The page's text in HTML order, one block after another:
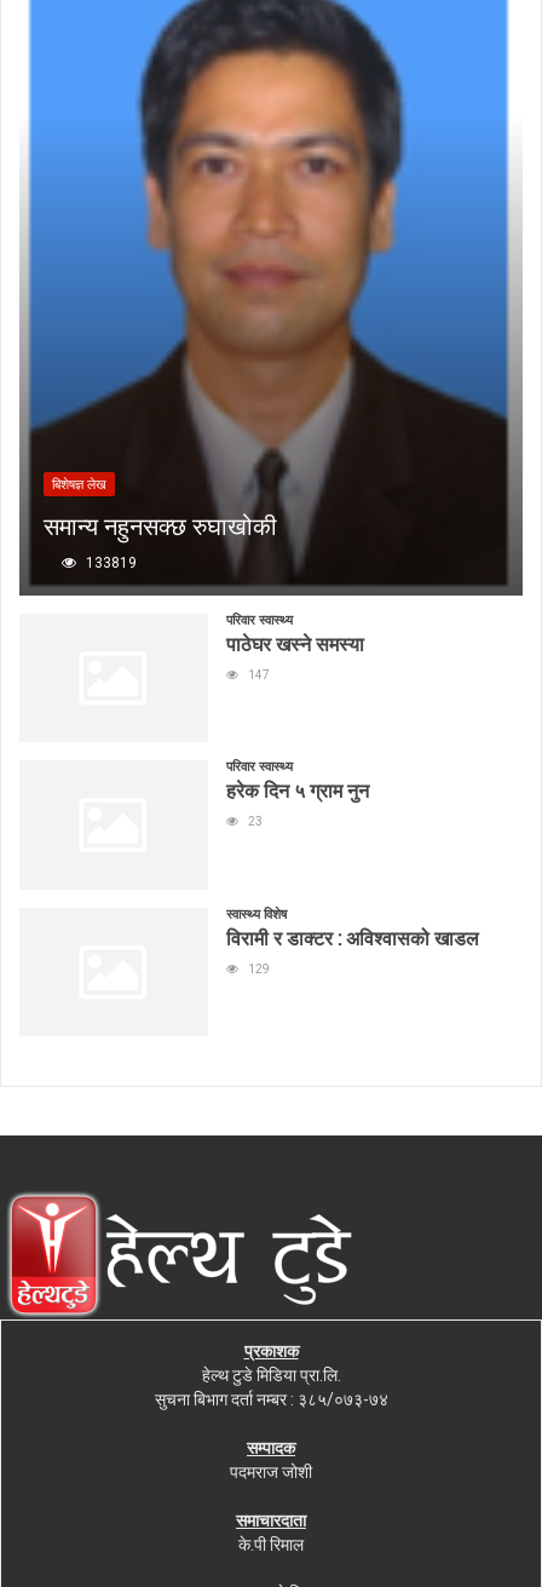
बिशेषज्ञ लेख
समान्य नहुनसक्छ रुघाखोकी
133819
परिवार स्वास्थ्य
पाठेघर खस्ने समस्या
147
परिवार स्वास्थ्य
हरेक दिन ५ ग्राम नुन
23
स्वास्थ्य विशेष
विरामी र डाक्टर : अविश्वासको खाडल
129
प्रकाशक
हेल्थ टुडे मिडिया प्रा.लि.
सुचना बिभाग दर्ता नम्बर : ३८५/०७३-७४
सम्पादक
पदमराज जोशी
समाचारदाता
के.पी रिमाल